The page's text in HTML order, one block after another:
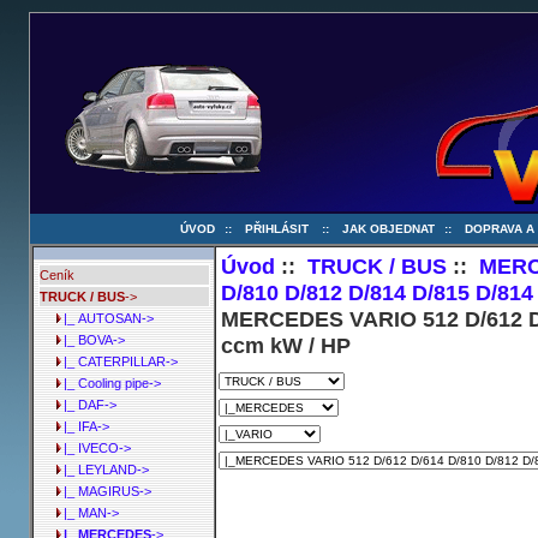
ÚVOD :: PŘIHLÁSIT :: JAK OBJEDNAT :: DOPRAVA A
Ceník
TRUCK / BUS->
|_ AUTOSAN->
|_ BOVA->
|_ CATERPILLAR->
|_ Cooling pipe->
|_ DAF->
|_ IFA->
|_ IVECO->
|_ LEYLAND->
|_ MAGIRUS->
|_ MAN->
|_ MERCEDES->
Úvod ::TRUCK / BUS ::
D/810 D/812 D/814 D/815 D/
MERCEDES VARIO 512 D/612
ccm kW / HP